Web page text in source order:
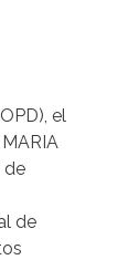
el
de
de